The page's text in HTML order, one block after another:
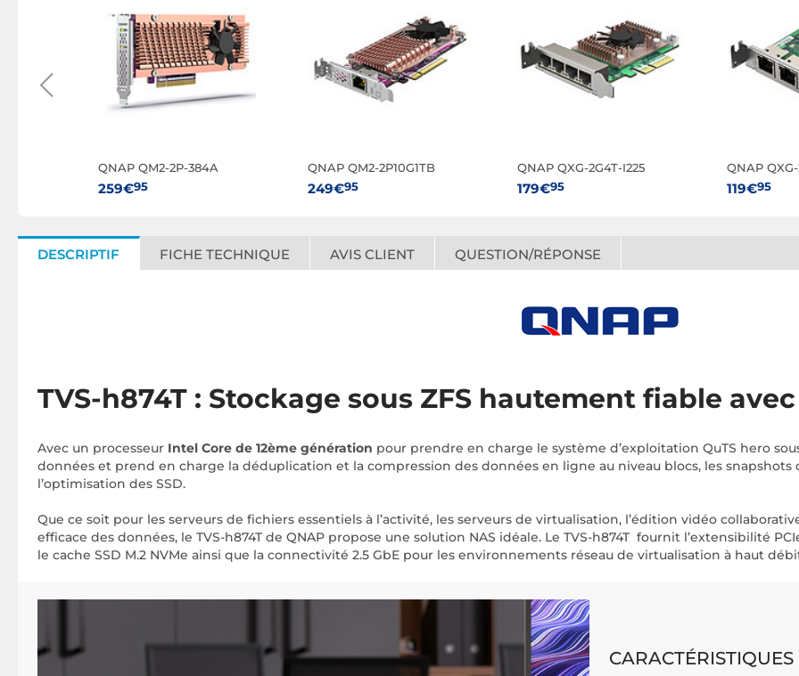
QNAP QM2-2P-384A
259€95
QNAP QM2-2P10G1TB
249€95
QNAP QXG-2G4T-I225
179€95
QNAP QXG-
119€95
DESCRIPTIF FICHE TECHNIQUE AVIS CLIENT QUESTION/RÉPONSE
TVS-h874T : Stockage sous ZFS hautement fiable
Avec un processeur Intel Core de 12ème génération pour prendre en charge le système d’exploitation QuTS hero
données et prend en charge la déduplication et la compression des données en ligne au niveau blocs, les
l’optimisation des SSD.
Que ce soit pour les serveurs de fichiers essentiels à l’activité, les serveurs de virtualisation, l’édition vidéo
efficace des données, le TVS-h874T de QNAP propose une solution NAS idéale. Le TVS-h874T fournit l’extensibilité
le cache SSD M.2 NVMe ainsi que la connectivité 2.5 GbE pour les environnements réseau de virtualisation à haut